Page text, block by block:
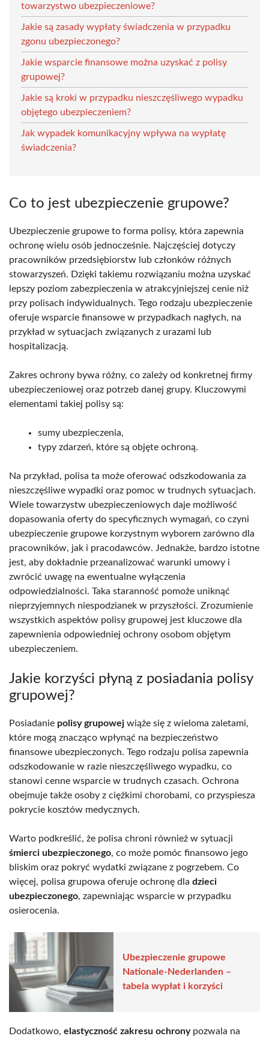
towarzystwo ubezpieczeniowe?
Jakie są zasady wypłaty świadczenia w przypadku
zgonu ubezpieczonego?
Jakie wsparcie finansowe można uzyskać z polisy
grupowej?
Jakie są kroki w przypadku nieszczęśliwego wypadku
objętego ubezpieczeniem?
Jak wypadek komunikacyjny wpływa na wypłatę
świadczenia?
Co to jest ubezpieczenie grupowe?
Ubezpieczenie grupowe to forma polisy, która zapewnia
ochronę wielu osób jednocześnie. Najczęściej dotyczy
pracowników przedsiębiorstw lub członków różnych
stowarzyszeń. Dzięki takiemu rozwiązaniu można uzyskać
lepszy poziom zabezpieczenia w atrakcyjniejszej cenie niż
przy polisach indywidualnych. Tego rodzaju ubezpieczenie
oferuje wsparcie finansowe w przypadkach nagłych, na
przykład w sytuacjach związanych z urazami lub
hospitalizacją.
Zakres ochrony bywa różny, co zależy od konkretnej firmy
ubezpieczeniowej oraz potrzeb danej grupy. Kluczowymi
elementami takiej polisy są:
sumy ubezpieczenia,
typy zdarzeń, które są objęte ochroną.
Na przykład, polisa ta może oferować odszkodowania za
nieszczęśliwe wypadki oraz pomoc w trudnych sytuacjach.
Wiele towarzystw ubezpieczeniowych daje możliwość
dopasowania oferty do specyficznych wymagań, co czyni
ubezpieczenie grupowe korzystnym wyborem zarówno dla
pracowników, jak i pracodawców. Jednakże, bardzo istotne
jest, aby dokładnie przeanalizować warunki umowy i
zwrócić uwagę na ewentualne wyłączenia
odpowiedzialności. Taka staranność pomoże uniknąć
nieprzyjemnych niespodzianek w przyszłości. Zrozumienie
wszystkich aspektów polisy grupowej jest kluczowe dla
zapewnienia odpowiedniej ochrony osobom objętym
ubezpieczeniem.
Jakie korzyści płyną z posiadania polisy
grupowej?
Posiadanie polisy grupowej wiąże się z wieloma zaletami,
które mogą znacząco wpłynąć na bezpieczeństwo
finansowe ubezpieczonych. Tego rodzaju polisa zapewnia
odszkodowanie w razie nieszczęśliwego wypadku, co
stanowi cenne wsparcie w trudnych czasach. Ochrona
obejmuje także osoby z ciężkimi chorobami, co przyspiesza
pokrycie kosztów medycznych.
Warto podkreślić, że polisa chroni również w sytuacji
śmierci ubezpieczonego, co może pomóc finansowo jego
bliskim oraz pokryć wydatki związane z pogrzebem. Co
więcej, polisa grupowa oferuje ochronę dla dzieci
ubezpieczonego, zapewniając wsparcie w przypadku
osierocenia.
Ubezpieczenie grupowe
Nationale-Nederlanden –
tabela wypłat i korzyści
Dodatkowo, elastyczność zakresu ochronypozwala na